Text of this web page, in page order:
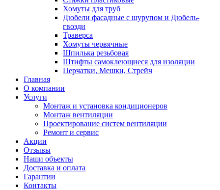
Хомуты для труб
Дюбели фасадные с шурупом и Дюбель-
гвозди
Траверса
Хомуты червячные
Шпилька резьбовая
Штифты самоклеющиеся для изоляции
Перчатки, Мешки, Стрейч
Главная
О компании
Услуги
Монтаж и установка кондиционеров
Монтаж вентиляции
Проектирование систем вентиляции
Ремонт и сервис
Акции
Отзывы
Наши объекты
Доставка и оплата
Гарантии
Контакты